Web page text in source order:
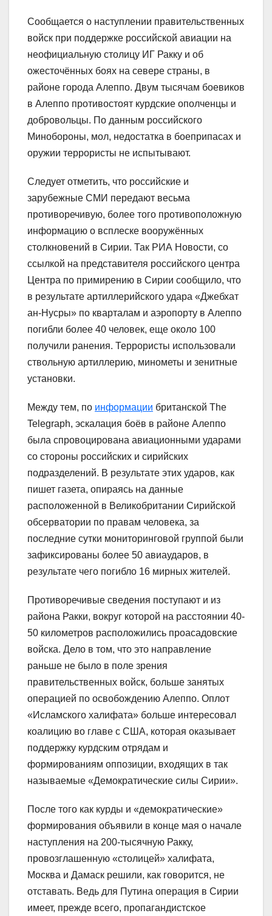
Сообщается о наступлении правительственных
войск при поддержке российской авиации на
неофициальную столицу ИГ Ракку и об
ожесточённых боях на севере страны, в
районе города Алеппо. Двум тысячам боевиков
в Алеппо противостоят курдские ополченцы и
добровольцы. По данным российского
Минобороны, мол, недостатка в боеприпасах и
оружии террористы не испытывают.
Следует отметить, что российские и
зарубежные СМИ передают весьма
противоречивую, более того противоположную
информацию о всплеске вооружённых
столкновений в Сирии. Так РИА Новости, со
ссылкой на представителя российского центра
Центра по примирению в Сирии сообщило, что
в результате артиллерийского удара «Джебхат
ан-Нусры» по кварталам и аэропорту в Алеппо
погибли более 40 человек, еще около 100
получили ранения. Террористы использовали
ствольную артиллерию, минометы и зенитные
установки.
Между тем, по информации британской The
Telegraph, эскалация боёв в районе Алеппо
была спровоцирована авиационными ударами
со стороны российских и сирийских
подразделений. В результате этих ударов, как
пишет газета, опираясь на данные
расположенной в Великобритании Сирийской
обсерватории по правам человека, за
последние сутки мониторинговой группой были
зафиксированы более 50 авиаударов, в
результате чего погибло 16 мирных жителей.
Противоречивые сведения поступают и из
района Ракки, вокруг которой на расстоянии 40-
50 километров расположились проасадовские
войска. Дело в том, что это направление
раньше не было в поле зрения
правительственных войск, больше занятых
операцией по освобождению Алеппо. Оплот
«Исламского халифата» больше интересовал
коалицию во главе с США, которая оказывает
поддержку курдским отрядам и
формированиям оппозиции, входящих в так
называемые «Демократические силы Сирии».
После того как курды и «демократические»
формирования объявили в конце мая о начале
наступления на 200-тысячную Ракку,
провозглашенную «столицей» халифата,
Москва и Дамаск решили, как говорится, не
отставать. Ведь для Путина операция в Сирии
имеет, прежде всего, пропагандистское